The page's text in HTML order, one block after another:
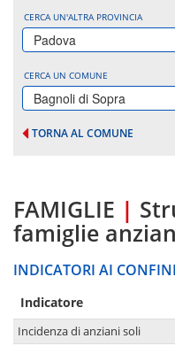
CERCA UN'ALTRA PROVINCIA
Padova
CERCA UN COMUNE
Bagnoli di Sopra
TORNA AL COMUNE
FAMIGLIE |
famiglie
INDICATORI AI
Indicatore
Incidenza di anziani soli